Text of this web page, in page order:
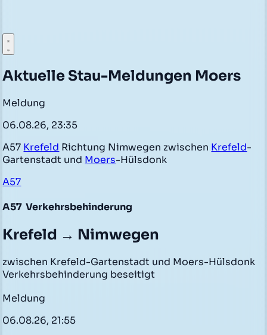
Aktuelle Stau-Meldungen Moers
Meldung
06.08.26, 23:35
A57 Krefeld Richtung Nimwegen zwischen Krefeld-
Gartenstadt und Moers-Hülsdonk
A57
A57 Verkehrsbehinderung
Krefeld → Nimwegen
zwischen Krefeld-Gartenstadt und Moers-Hülsdonk
Verkehrsbehinderung beseitigt
Meldung
06.08.26, 21:55